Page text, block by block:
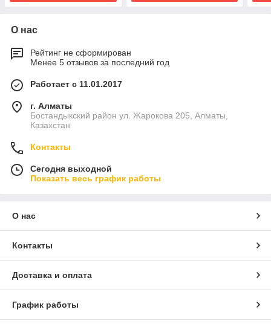
О нас
Рейтинг не сформирован
Менее 5 отзывов за последний год
Работает с 11.01.2017
г. Алматы
Бостандыкский район ул. Жарокова 205, Алматы,
Казахстан
Контакты
Сегодня выходной
Показать весь график работы
О нас
Контакты
Доставка и оплата
График работы